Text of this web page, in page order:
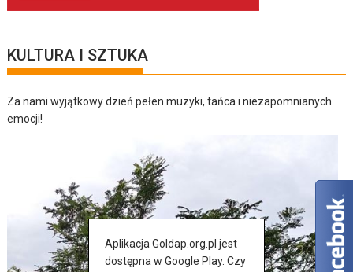
KULTURA I SZTUKA
Za nami wyjątkowy dzień pełen muzyki, tańca i niezapomnianych
emocji!
Aplikacja Goldap.org.pl jest
dostępna w Google Play. Czy